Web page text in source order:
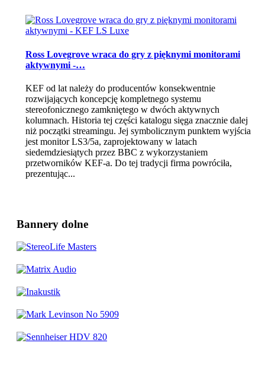
Ross Lovegrove wraca do gry z pięknymi monitorami
aktywnymi -…
KEF od lat należy do producentów konsekwentnie
rozwijających koncepcję kompletnego systemu
stereofonicznego zamkniętego w dwóch aktywnych
kolumnach. Historia tej części katalogu sięga znacznie dalej
niż początki streamingu. Jej symbolicznym punktem wyjścia
jest monitor LS3/5a, zaprojektowany w latach
siedemdziesiątych przez BBC z wykorzystaniem
przetworników KEF-a. Do tej tradycji firma powróciła,
prezentując...
Bannery dolne